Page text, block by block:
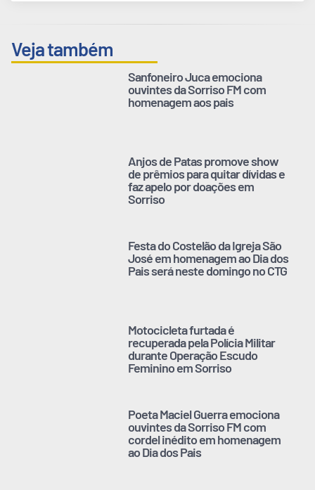
Veja também
Sanfoneiro Juca emociona
ouvintes da Sorriso FM com
homenagem aos pais
Anjos de Patas promove show
de prêmios para quitar dívidas e
faz apelo por doações em
Sorriso
Festa do Costelão da Igreja São
José em homenagem ao Dia dos
Pais será neste domingo no CTG
Motocicleta furtada é
recuperada pela Polícia Militar
durante Operação Escudo
Feminino em Sorriso
Poeta Maciel Guerra emociona
ouvintes da Sorriso FM com
cordel inédito em homenagem
ao Dia dos Pais